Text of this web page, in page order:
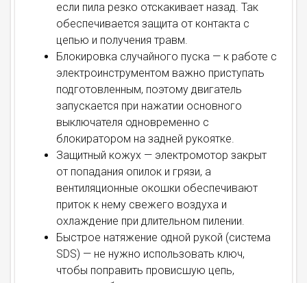
если пила резко отскакивает назад. Так
обеспечивается защита от контакта с
цепью и получения травм.
Блокировка случайного пуска — к работе с
электроинструментом важно приступать
подготовленным, поэтому двигатель
запускается при нажатии основного
выключателя одновременно с
блокиратором на задней рукоятке.
Защитный кожух — электромотор закрыт
от попадания опилок и грязи, а
вентиляционные окошки обеспечивают
приток к нему свежего воздуха и
охлаждение при длительном пилении.
Быстрое натяжение одной рукой (система
SDS) — не нужно использовать ключ,
чтобы поправить провисшую цепь,